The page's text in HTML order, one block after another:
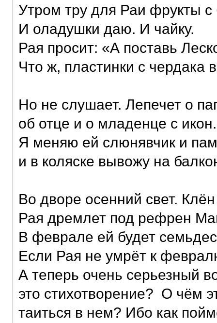
Утром тру для Раи фрукты с
И оладушки даю. И чайку.
Рая просит: «А поставь
Что ж, пластинки с чердака
Но не слушает. Лепечет о
об отце и о младенце с икон.
Я меняю ей слюнявчик и
и в коляске вывожу на
Во дворе осенний свет.
Рая дремлет под рефрен
В феврале ей будет
Если Рая не умрёт к
А теперь очень серьезный
это стихотворение? О чём
таиться в нем? Ибо как